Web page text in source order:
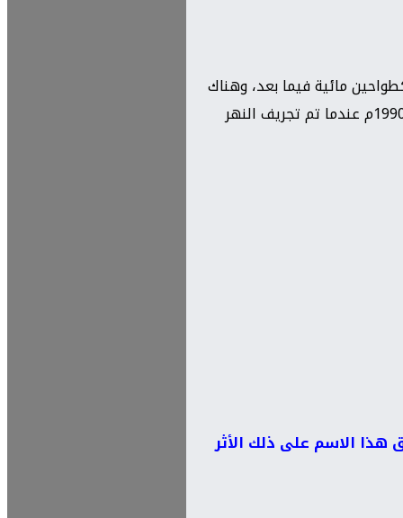
مائية فيما بعد، وهناك
آثار أبنية جذورها كانت موجودة في شرق الجسر العتيق على الفرع الصغير لنهر الفرات وأمام موقع تل الدير العتيق وقد أزيلت عام 1990م عندما تم تجريف النهر
هذا الاسم على ذلك الأثر